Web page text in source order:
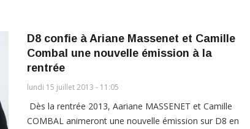
D8 confie à Ariane Massenet et Camille
Combal une nouvelle émission à la
rentrée
lundi 15 juillet 2013 - 11:05
Dès la rentrée 2013, Aariane MASSENET et Camille
COMBAL animeront une nouvelle émission sur D8 en